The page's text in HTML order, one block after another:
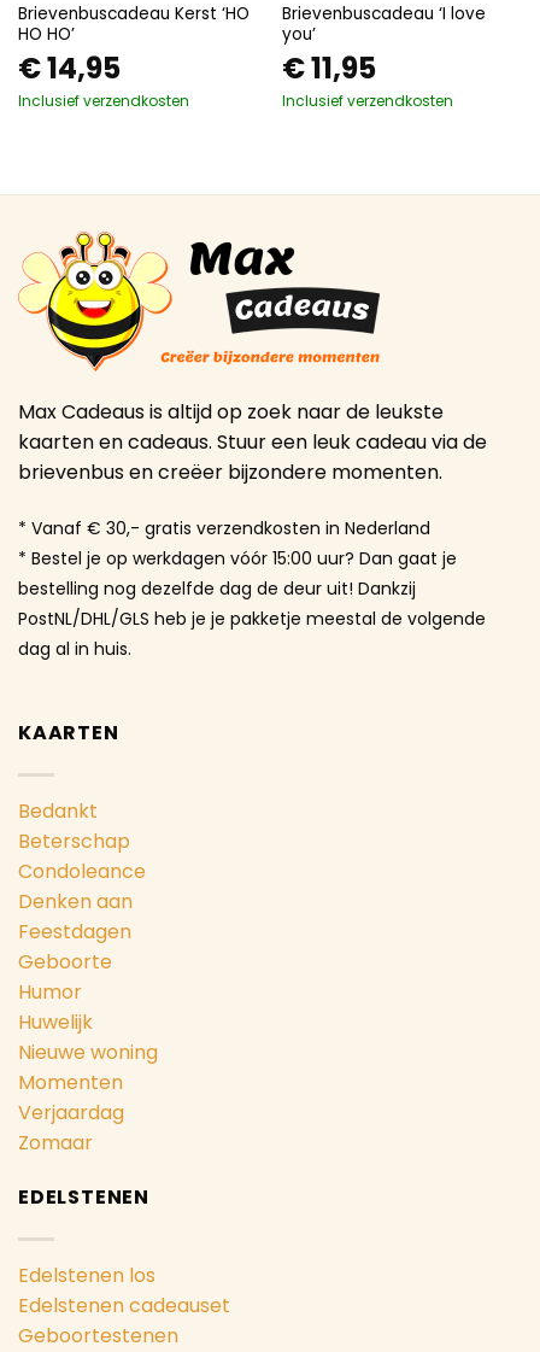
Brievenbuscadeau Kerst ‘HO
HO HO’
€14,95
Inclusief verzendkosten
Brievenbuscadeau ‘I love
you’
€11,95
Inclusief verzendkosten
Max Cadeaus is altijd op zoek naar de leukste
kaarten en cadeaus. Stuur een leuk cadeau via de
brievenbus en creëer bijzondere momenten.
* Vanaf € 30,- gratis verzendkosten in Nederland
* Bestel je op werkdagen vóór 15:00 uur? Dan gaat je
bestelling nog dezelfde dag de deur uit! Dankzij
PostNL/DHL/GLS heb je je pakketje meestal de volgende
dag al in huis.
KAARTEN
Bedankt
Beterschap
Condoleance
Denken aan
Feestdagen
Geboorte
Humor
Huwelijk
Nieuwe woning
Momenten
Verjaardag
Zomaar
EDELSTENEN
Edelstenen los
Edelstenen cadeauset
Geboortestenen